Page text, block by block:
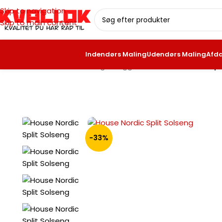
Skip to navigation
Skip to main content
Indendørs MalingUdendørs Maling
-33%